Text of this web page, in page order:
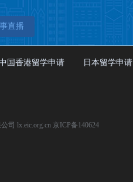
直播
国香港留学申请 日本留学申请
司 lx.eic.org.cn 京ICP备140624